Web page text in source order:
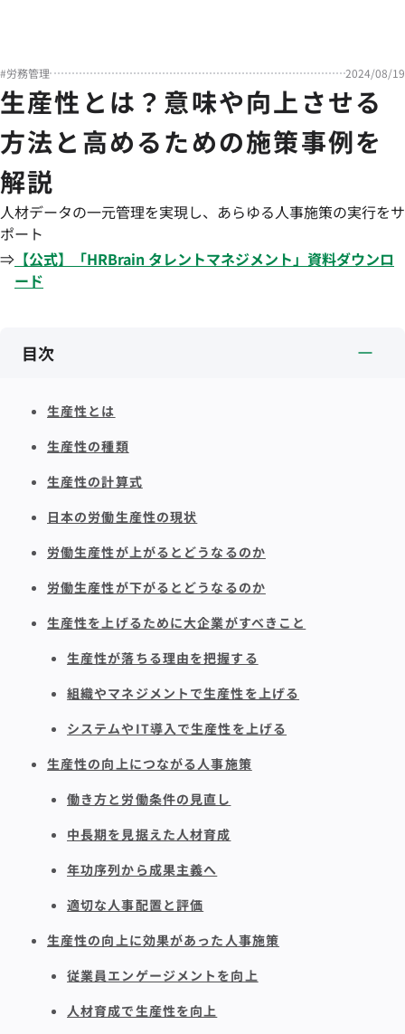
#労務管理 2024/08/19
生産性とは？意味や向上させる
方法と高めるための施策事例を
解説
人材データの一元管理を実現し、あらゆる人事施策の実行をサ
ポート
⇒ 【公式】「HRBrain タレントマネジメント」資料ダウンロ
ード
目次
生産性とは
生産性の種類
生産性の計算式
日本の労働生産性の現状
労働生産性が上がるとどうなるのか
労働生産性が下がるとどうなるのか
生産性を上げるために大企業がすべきこと
生産性が落ちる理由を把握する
組織やマネジメントで生産性を上げる
システムやIT導入で生産性を上げる
生産性の向上につながる人事施策
働き方と労働条件の見直し
中長期を見据えた人材育成
年功序列から成果主義へ
適切な人事配置と評価
生産性の向上に効果があった人事施策
従業員エンゲージメントを向上
人材育成で生産性を向上